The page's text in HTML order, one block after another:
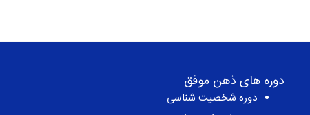
دوره های ذهن موفق
دوره شخصیت شناسی